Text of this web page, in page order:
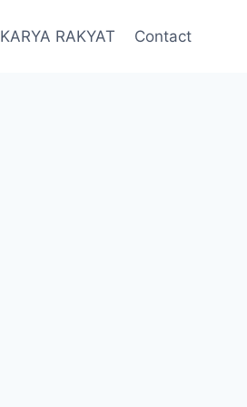
KARYA RAKYAT Contact